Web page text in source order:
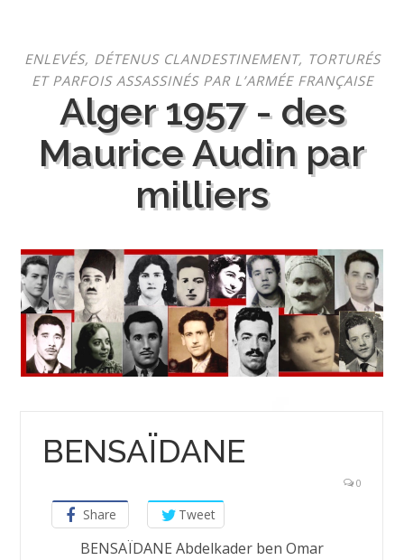
contenu
ENLEVÉS, DÉTENUS CLANDESTINEMENT, TORTURÉS
ET PARFOIS ASSASSINÉS PAR L’ARMÉE FRANÇAISE
Alger 1957 - des
Maurice Audin par
milliers
BENSAÏDANE
0
Share Tweet
BENSAÏDANE Abdelkader ben Omar